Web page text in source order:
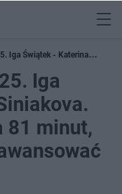
Iga Świątek - Katerina
mecz i awansować do
Iga
81 minut,